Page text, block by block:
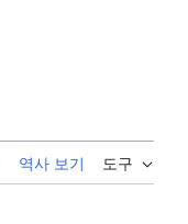
역사 보기 도구